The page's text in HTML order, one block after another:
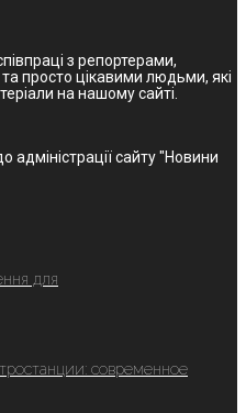
з репортерами,
просто цікавими людьми, які
на нашому сайті.
адміністрації сайту "Новини
для
современное